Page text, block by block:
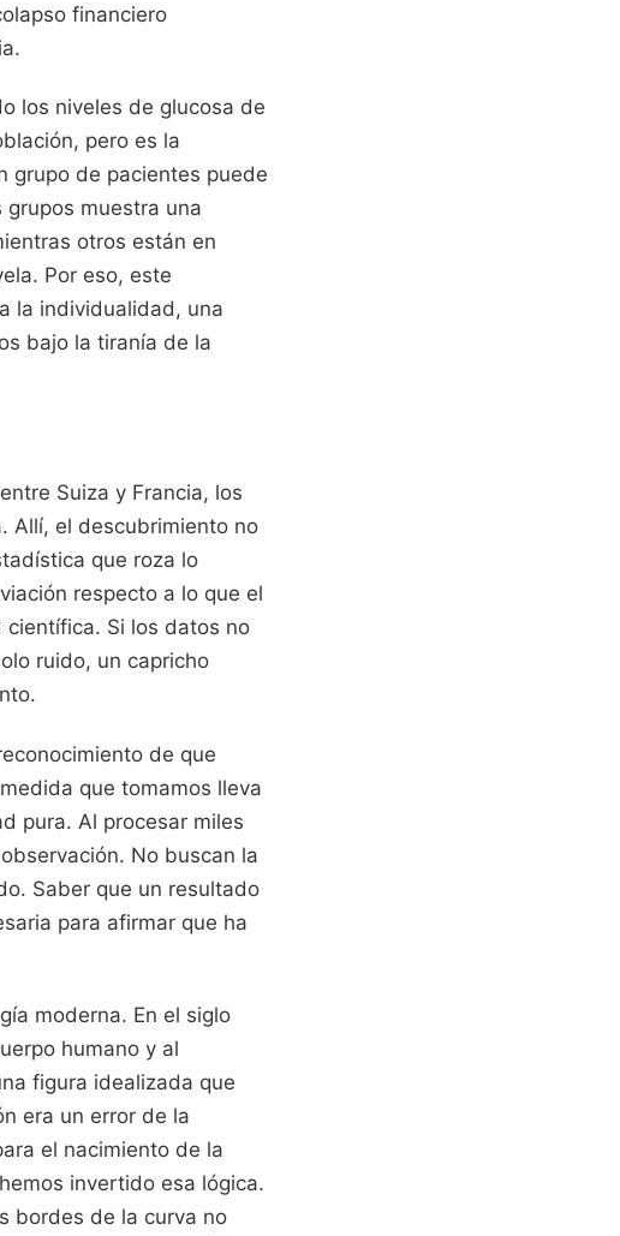
financiero
los niveles de glucosa de
pero es la
grupo de pacientes puede
muestra una
otros están en
Por eso, este
la individualidad, una
bajo la tiranía de la
Suiza y Francia, los
Allí, el descubrimiento no
que roza lo
respecto a lo que el
Si los datos no
ruido, un capricho
de que
que tomamos lleva
pura. Al procesar miles
No buscan la
Saber que un resultado
para afirmar que ha
moderna. En el siglo
humano y al
figura idealizada que
era un error de la
el nacimiento de la
invertido esa lógica.
bordes de la curva no